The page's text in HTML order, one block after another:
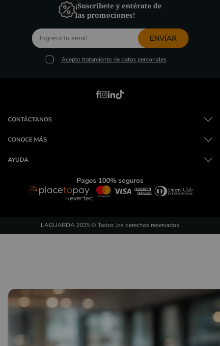
¡Suscríbete y entérate de
las promociones!
ENVÍAR
Acepto tratamiento de datos personales
CONTÁCTANOS
CONOCE MÁS
AYUDA
Pagos 100% seguros
LAGUARDA 2025 © Todos los derechos reservados